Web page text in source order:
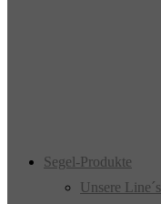
Segel-Produkte
Unsere Line´s